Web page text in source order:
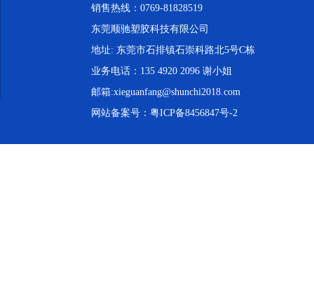
销售热线：0769-81828519
东莞顺驰塑胶科技有限公司
地址: 东莞市石排镇石崇科路北5号C栋
业务电话：135 4920 2096 谢小姐
邮箱:xieguanfang@shunchi2018.com
网站备案号： 粤ICP备8456847号-2